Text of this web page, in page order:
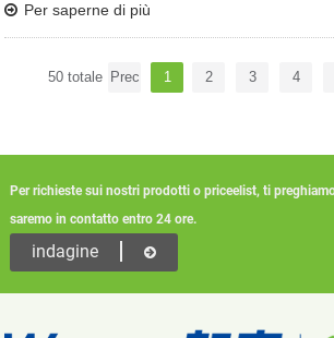
Per saperne di più
50 totale Prec 1 2 3 4
Per richieste sui nostri prodotti o priceelist, ti
saremo in contatto entro 24 ore.
indagine